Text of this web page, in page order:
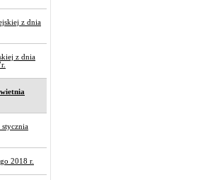
z dnia
z dnia
2018 r.